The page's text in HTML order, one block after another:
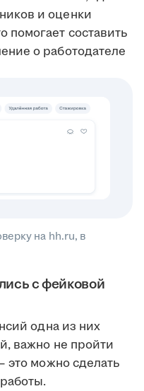
и оценки
помогает составить
о работодателе
на hh.ru, в
с фейковой
одна из них
важно не пройти
это можно сделать